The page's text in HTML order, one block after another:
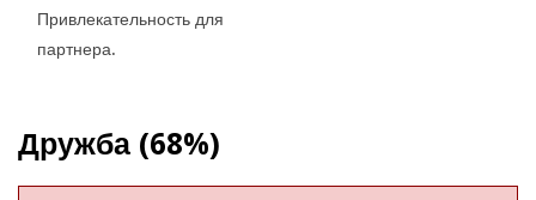
Привлекательность для
партнера.
Дружба (68%)